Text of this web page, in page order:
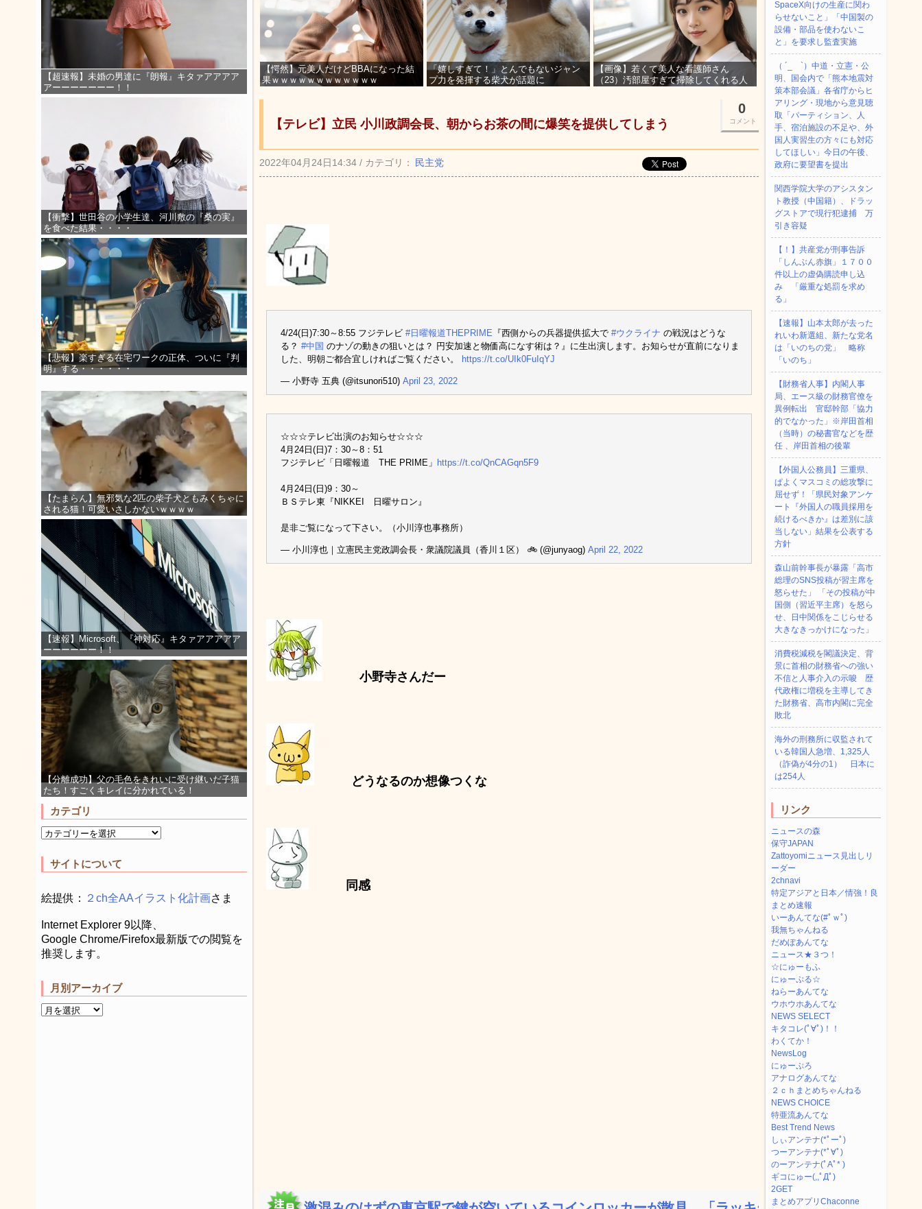
【超速報】未婚の男達に『朗報』キタァアアアア
アーーーーーーー！！
【衝撃】世田谷の小学生達、河川敷の『桑の実』
を食べた結果・・・・
【悲報】楽すぎる在宅ワークの正体、ついに『判
明』する・・・・・・
【たまらん】無邪気な2匹の柴子犬ともみくちゃに
される猫！可愛いさしかないｗｗｗｗ
【速報】Microsoft、『神対応』キタァアアアアア
ーーーーーー！！
【分離成功】父の毛色をきれいに受け継いだ子猫
たち！すごくキレイに分かれている！
カテゴリ
サイトについて
絵提供： ２ch全AAイラスト化計画さま
Internet Explorer 9以降、
Google Chrome/Firefox最新版での閲覧を
推奨します。
月別アーカイブ
【愕然】元美人だけどBBAになった結
果ｗｗｗｗｗｗｗｗｗｗｗｗ
「嬉しすぎて！」とんでもないジャン
プ力を発揮する柴犬が話題に
【画像】若くて美人な看護師さん
（23）汚部屋すぎて掃除してくれる人
0
コメント
【テレビ】立民 小川政調会長、朝からお茶の間に爆笑を提供してしまう
2022年04月24日14:34 / カテゴリ： 民主党
4/24(日)7:30～8:55 フジテレビ #日曜報道THEPRIME 『西側からの兵器提供拡大で #ウクライナ の戦況はどうな
る？ #中国 のナゾの動きの狙いとは？ 円安加速と物価高になす術は？』に生出演します。お知らせが直前になりま
した、明朝ご都合宜しければご覧ください。 https://t.co/UIk0FuIqYJ
— 小野寺 五典 (@itsunori510) April 23, 2022
☆☆☆テレビ出演のお知らせ☆☆☆
4月24日(日)7：30～8：51
フジテレビ「日曜報道 THE PRIME」 https://t.co/QnCAGqn5F9
4月24日(日)9：30～
ＢＳテレ東『NIKKEI 日曜サロン』
是非ご覧になって下さい。（小川淳也事務所）
— 小川淳也｜立憲民主党政調会長・衆議院議員（香川１区） 🚲 (@junyaog) April 22, 2022
小野寺さんだー
どうなるのか想像つくな
同感
SpaceX向けの生産に関わ
らせないこと」「中国製の
設備・部品を使わないこ
と」を要求し監査実施
（ ´_ゝ`）中道・立憲・公
明、国会内で「熊本地震対
策本部会議」各省庁からヒ
アリング・現地から意見聴
取「パーティション、人
手、宿泊施設の不足や、外
国人実習生の方々にも対応
してほしい」今日の午後、
政府に要望書を提出
関西学院大学のアシスタン
ト教授（中国籍）、ドラッ
グストアで現行犯逮捕 万
引き容疑
【！】共産党が刑事告訴
「しんぶん赤旗」１７００
件以上の虚偽購読申し込
み 「厳重な処罰を求め
る」
【速報】山本太郎が去った
れいわ新選組、新たな党名
は「いのちの党」 略称
「いのち」
【財務省人事】内閣人事
局、エース級の財務官僚を
異例転出 官邸幹部「協力
的でなかった」※岸田首相
（当時）の秘書官などを歴
任 、岸田首相の後輩
【外国人公務員】三重県、
ぱよくマスコミの総攻撃に
屈せず！「県民対象アンケ
ート『外国人の職員採用を
続けるべきか』は差別に該
当しない」結果を公表する
方針
森山前幹事長が暴露「高市
総理のSNS投稿が習主席を
怒らせた」 「その投稿が中
国側（習近平主席）を怒ら
せ、日中関係をこじらせる
大きなきっかけになった」
消費税減税を閣議決定、背
景に首相の財務省への強い
不信と人事介入の示唆 歴
代政権に増税を主導してき
た財務省、高市内閣に完全
敗北
海外の刑務所に収監されて
いる韓国人急増、1,325人
（詐偽が4分の1） 日本に
は254人
リンク
ニュースの森
保守JAPAN
Zattoyomiニュース見出しリ
ーダー
2chnavi
特定アジアと日本／情強！良
まとめ速報
いーあんてな(#ﾟｗﾟ)
我無ちゃんねる
だめぽあんてな
ニュース★３つ！
☆にゅーもふ
にゅーぷる☆
ねらーあんてな
ウホウホあんてな
NEWS SELECT
キタコレ(ﾟ∀ﾟ)！！
わくてか！
NewsLog
にゅーぷろ
アナログあんてな
２ｃｈまとめちゃんねる
NEWS CHOICE
特亜流あんてな
Best Trend News
しぃアンテナ(*ﾟーﾟ)
つーアンテナ(*ﾟ∀ﾟ)
のーアンテナ(ﾟAﾟ* )
ギコにゅー(,,ﾟДﾟ)
2GET
まとめアプリChaconne